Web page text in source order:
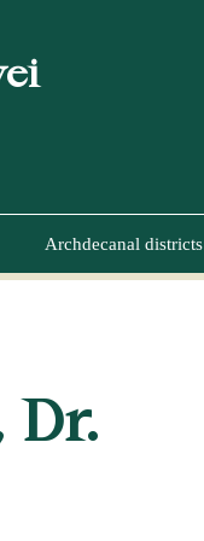
Archdecanal districts
Dr.